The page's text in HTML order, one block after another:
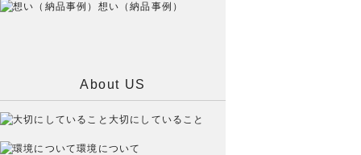
想い（納品事例）
About US
大切にしていること
環境について